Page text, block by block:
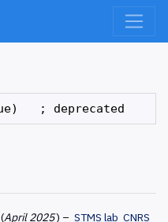
(April 2025) – STMS lab CNRS